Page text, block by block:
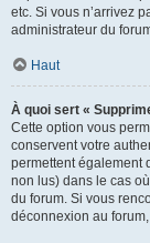
etc. Si vous n’arrivez
administrateur du
Haut
À quoi sert «
Cette option vous
conservent votre
permettent également
non lus) dans le cas
du forum. Si vous
déconnexion au